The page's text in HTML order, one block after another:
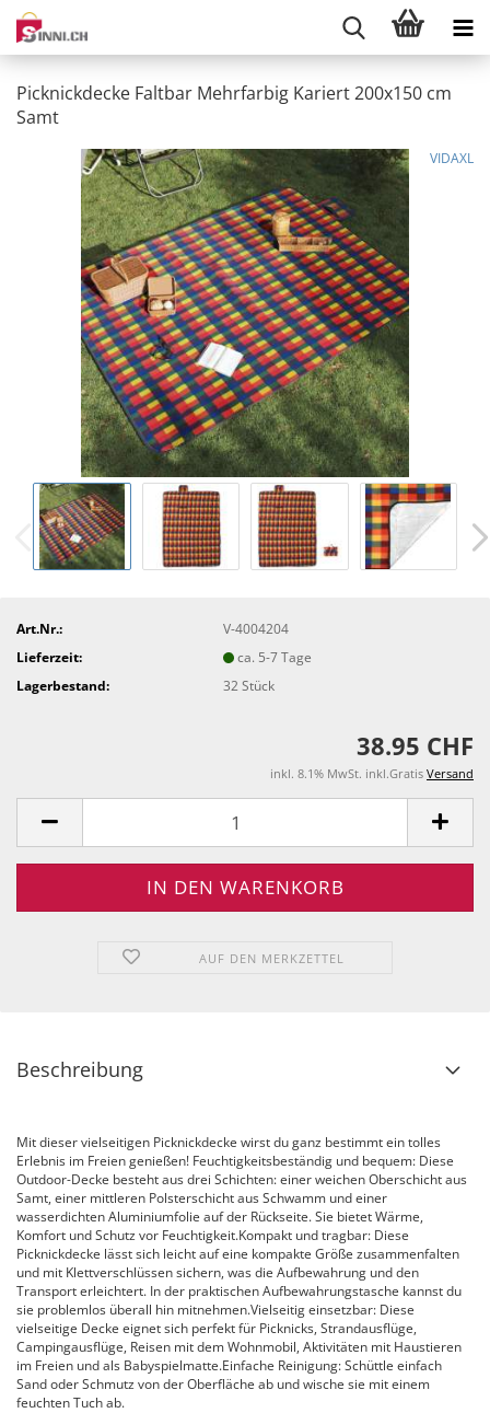
Picknickdecke Faltbar Mehrfarbig Kariert 200x150 cm
Samt
VIDAXL
Art.Nr.:
V-4004204
Lieferzeit:
ca. 5-7 Tage
Lagerbestand:
32Stück
38.95 CHF
inkl. 8.1% MwSt. inkl.Gratis Versand
AUF DEN MERKZETTEL
Beschreibung
Mit dieser vielseitigen Picknickdecke wirst du ganz bestimmt ein tolles
Erlebnis im Freien genießen! Feuchtigkeitsbeständig und bequem: Diese
Outdoor-Decke besteht aus drei Schichten: einer weichen Oberschicht aus
Samt, einer mittleren Polsterschicht aus Schwamm und einer
wasserdichten Aluminiumfolie auf der Rückseite. Sie bietet Wärme,
Komfort und Schutz vor Feuchtigkeit.Kompakt und tragbar: Diese
Picknickdecke lässt sich leicht auf eine kompakte Größe zusammenfalten
und mit Klettverschlüssen sichern, was die Aufbewahrung und den
Transport erleichtert. In der praktischen Aufbewahrungstasche kannst du
sie problemlos überall hin mitnehmen.Vielseitig einsetzbar: Diese
vielseitige Decke eignet sich perfekt für Picknicks, Strandausflüge,
Campingausflüge, Reisen mit dem Wohnmobil, Aktivitäten mit Haustieren
im Freien und als Babyspielmatte.Einfache Reinigung: Schüttle einfach
Sand oder Schmutz von der Oberfläche ab und wische sie mit einem
feuchten Tuch ab.